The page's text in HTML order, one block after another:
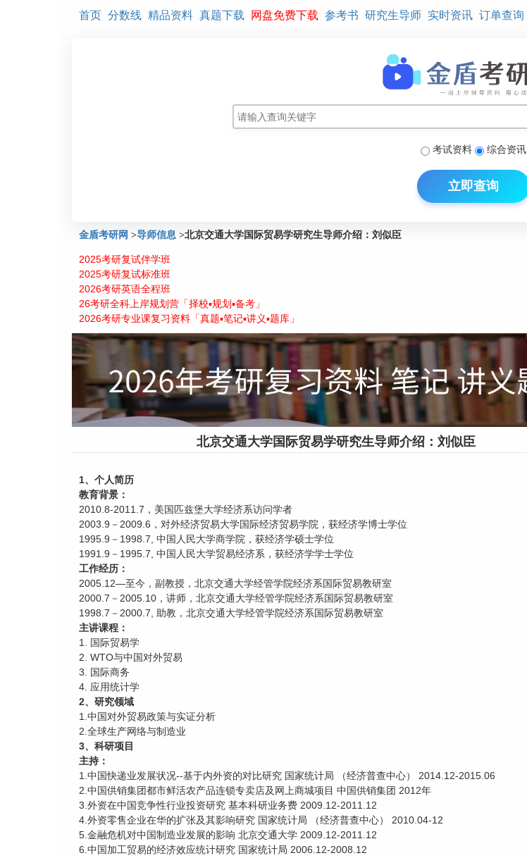
首页 分数线 精品资料 真题下载 网盘免费下载 参考书 研究生导师 实时资讯 订单查询
考试资料 综合资讯
立即查询
金盾考研网 >导师信息 >北京交通大学国际贸易学研究生导师介绍：刘似臣
2025考研复试伴学班
2025考研复试标准班
2026考研英语全程班
26考研全科上岸规划营「择校▪规划▪备考」
2026考研专业课复习资料「真题▪笔记▪讲义▪题库」
北京交通大学国际贸易学研究生导师介绍：刘似臣
1、个人简历
教育背景：
2010.8-2011.7，美国匹兹堡大学经济系访问学者
2003.9－2009.6，对外经济贸易大学国际经济贸易学院，获经济学博士学位
1995.9－1998.7, 中国人民大学商学院，获经济学硕士学位
1991.9－1995.7, 中国人民大学贸易经济系，获经济学学士学位
工作经历：
2005.12—至今，副教授，北京交通大学经管学院经济系国际贸易教研室
2000.7－2005.10，讲师，北京交通大学经管学院经济系国际贸易教研室
1998.7－2000.7, 助教，北京交通大学经管学院经济系国际贸易教研室
主讲课程：
1. 国际贸易学
2. WTO与中国对外贸易
3. 国际商务
4. 应用统计学
2、研究领域
1.中国对外贸易政策与实证分析
2.全球生产网络与制造业
3、科研项目
主持：
1.中国快递业发展状况--基于内外资的对比研究 国家统计局 （经济普查中心） 2014.12-2015.06
2.中国供销集团都市鲜活农产品连锁专卖店及网上商城项目 中国供销集团 2012年
3.外资在中国竞争性行业投资研究 基本科研业务费 2009.12-2011.12
4.外资零售企业在华的扩张及其影响研究 国家统计局 （经济普查中心） 2010.04-12
5.金融危机对中国制造业发展的影响 北京交通大学 2009.12-2011.12
6.中国加工贸易的经济效应统计研究 国家统计局 2006.12-2008.12